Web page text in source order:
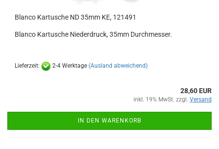
Blanco Kartusche ND 35mm KE, 121491
Blanco Kartusche Niederdruck, 35mm Durchmesser.
Lieferzeit: 2-4 Werktage (Ausland abweichend)
28,60 EUR
inkl. 19% MwSt. zzgl. Versand
IN DEN WARENKORB